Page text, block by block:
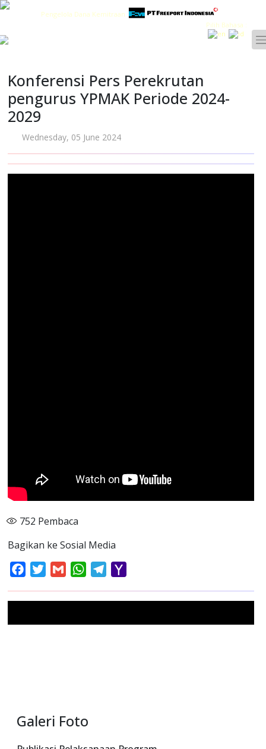
Pengelola Dana Kemitraan
Pilih Bahasa :
Konferensi Pers Perekrutan
pengurus YPMAK Periode 2024-
2029
Wednesday, 05 June 2024
752 Pembaca
Bagikan ke Sosial Media
FacebookTwitterGmail WhatsAppTelegram
Galeri Foto